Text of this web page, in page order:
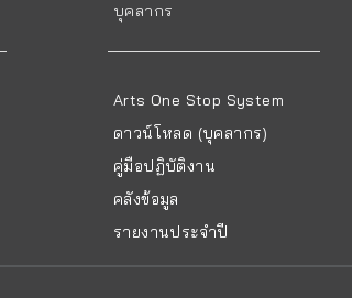
บุคลากร
Arts One Stop System
ดาวน์โหลด (บุคลากร)
คู่มือปฏิบัติงาน
คลังข้อมูล
รายงานประจำปี